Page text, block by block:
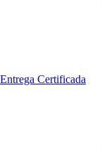
Entrega Certificada